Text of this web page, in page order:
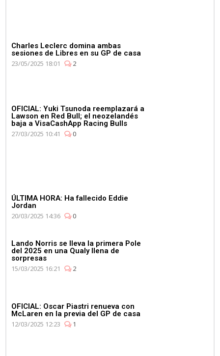
Mercedes celebra su 4º
Campeonato de
Constructores de manera
Charles Leclerc domina ambas
sesiones de Libres en su GP de casa
23/05/2025 18:01
2
OFICIAL: Yuki Tsunoda reemplazará a
Lawson en Red Bull; el neozelandés
baja a VisaCashApp Racing Bulls
27/03/2025 10:41
0
ÚLTIMA HORA: Ha fallecido Eddie
Jordan
20/03/2025 14:36
0
Lando Norris se lleva la primera Pole
del 2025 en una Qualy llena de
sorpresas
15/03/2025 16:21
2
OFICIAL: Oscar Piastri renueva con
McLaren en la previa del GP de casa
12/03/2025 12:23
1